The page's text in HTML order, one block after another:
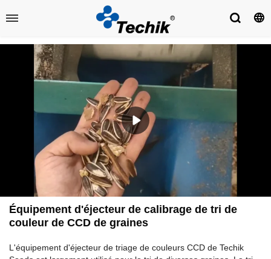
Équipement d'éjecteur de calibrage de tri de
couleur de CCD de graines
L'équipement d'éjecteur de triage de couleurs CCD de Techik